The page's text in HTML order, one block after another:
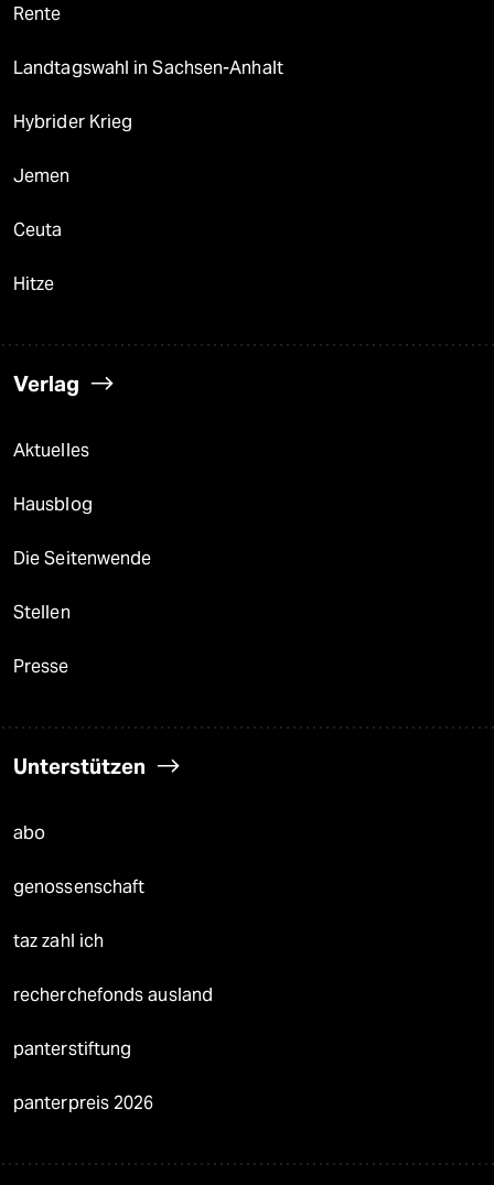
Rente
Landtagswahl in Sachsen-Anhalt
Hybrider Krieg
Jemen
Ceuta
Hitze
Verlag
Aktuelles
Hausblog
Die Seitenwende
Stellen
Presse
Unterstützen
abo
genossenschaft
taz zahl ich
recherchefonds ausland
panterstiftung
panterpreis 2026